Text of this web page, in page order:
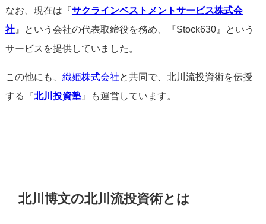
なお、現在は『サクラインベストメントサービス株式会
社』という会社の代表取締役を務め、『Stock630』という
サービスを提供していました。
この他にも、 織姫株式会社 と共同で、北川流投資術を伝授
する『北川投資塾』も運営しています。
北川博文の北川流投資術とは